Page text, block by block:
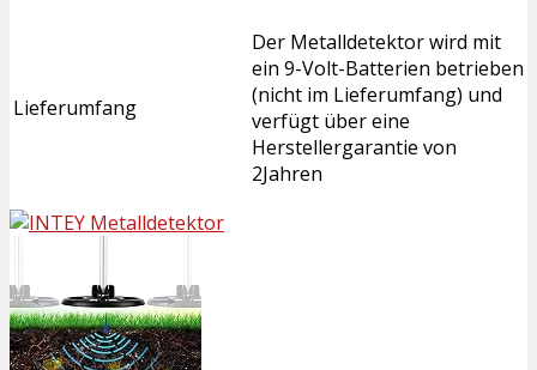
Lieferumfang
Der Metalldetektor wird mit
ein 9-Volt-Batterien betrieben
(nicht im Lieferumfang) und
verfügt über eine
Herstellergarantie von
2Jahren